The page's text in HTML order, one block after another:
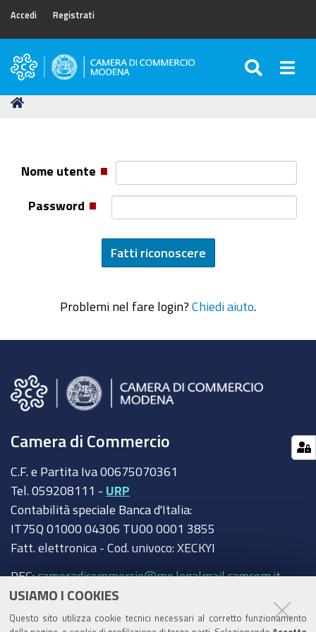
USIAMO I COOKIES
Questo sito utilizza cookie tecnici necessari al corretto funzionamento
Accedi Registrati
Camera
Commercio
Tu
Nome utente
Password
Problemi nel fare login? Chiedi aiuto
Camera di Commercio
C.F. e Partita Iva 00675070361
Tel. 059208111 - URP
Contabilità speciale Banca d'Italia:
IT75Q 01000 04306 TU00 0001 3855
Fatt. elettronica - Cod. univoco: XECKYI
PEC:cameradicommercio@mo.legalmail.camcom.it
Trasparenza